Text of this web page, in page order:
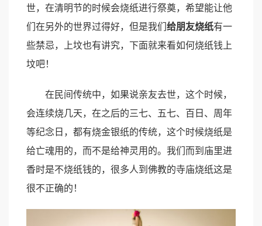
世，在清明节的时候会烧纸进行祭奠，希望能让他
们在另外的世界过得好，但是我们给朋友烧纸有一
些禁忌，上坟也有讲究，下面就来看如何烧纸钱上
坟吧！
在民间传统中，如果说亲友去世，这个时候，
会连续烧几天，在之后的三七、五七、百日、周年
等纪念日，都有烧金银纸的传统，这个时候烧纸是
给亡魂用的，而不是给神灵用的。我们而到庙里进
香时是不烧纸钱的，很多人到佛教的寺庙烧纸这是
很不正确的！